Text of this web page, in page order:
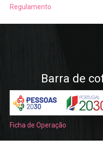
Conselho Geral
Fale Connosco (Eq. Avaliação
Regulamento
Barra de
Ficha de Operação